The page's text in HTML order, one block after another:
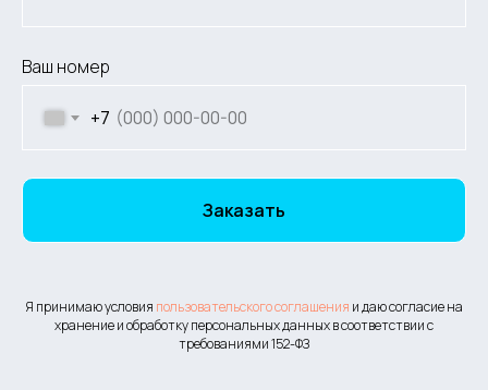
Ваш номер
+7
Заказать
Я принимаю условия пользовательского соглашения и даю согласие на
хранение и обработку персональных данных в соответствии с
требованиями 152-ФЗ